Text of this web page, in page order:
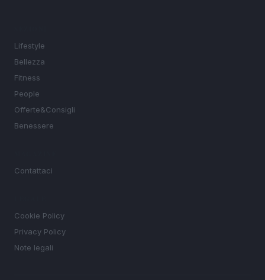
Lifestyle
Bellezza
Fitness
People
Offerte&Consigli
Benessere
Contattaci
Cookie Policy
Privacy Policy
Note legali